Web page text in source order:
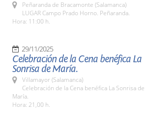
Peñaranda de Bracamonte (Salamanca)
LUGAR Campo Prado Horno. Peñaranda.
Hora: 11:00 h.
29/11/2025
Celebración de la Cena benéfica La
Sonrisa de María.
Villamayor (Salamanca)
Celebración de la Cena benéfica La Sonrisa de
María.
Hora: 21,00 h.